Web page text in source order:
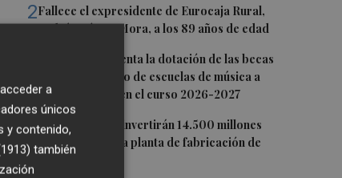
2Fallece el expresidente de Eurocaja Rural,
Andrés Gómez Mora, a los 89 años de edad
CaixaBank aumenta la dotación de las becas
para el alumnado de escuelas de música a
275.000 euros en el curso 2026-2027
4Tesla y SpaceX invertirán 14.500 millones
para construir la planta de fabricación de
a
únicos
y contenido,
también